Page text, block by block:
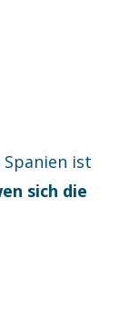
Spanien ist
sich die